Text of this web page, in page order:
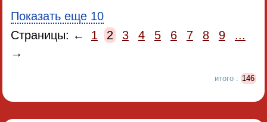
Показать еще 10
Страницы: ←
1 2 3 4 5 6 7 8 9
...
→
итого : 146